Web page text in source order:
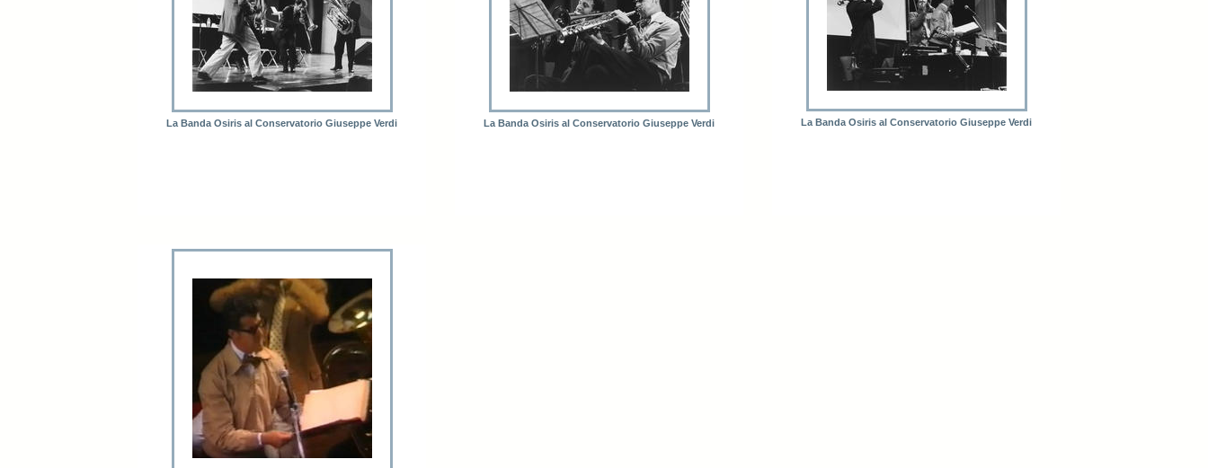
La Banda Osiris al Conservatorio Giuseppe Verdi La Banda Osiris al Conservatorio Giuseppe Verdi La Banda Osiris al Conservatorio Giuseppe Verdi